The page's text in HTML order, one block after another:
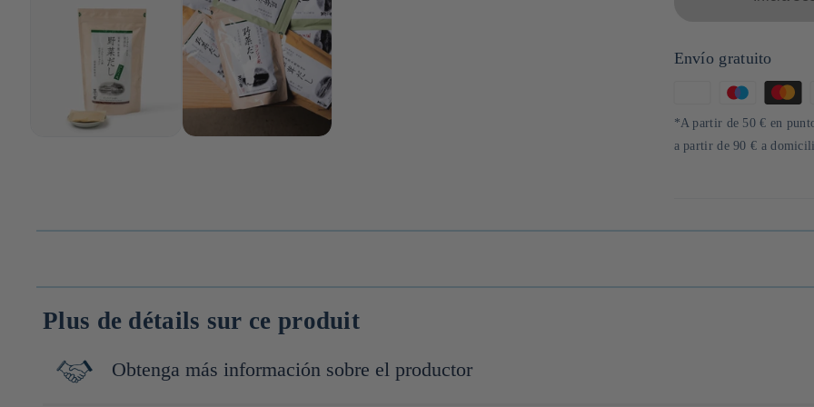
Envío gratuito
de
*A partir de 50 € en
a partir de 90 € a
Plus de détails sur ce produit
Obtenga más información sobre el productor